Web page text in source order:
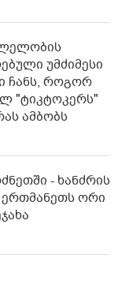
უმძიმესი
ჩანს, როგორ
"ტიკტოკერს"
ამბობს
- ხანძრის
ორი